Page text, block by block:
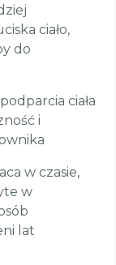
ciało,
do
ciała
i
w czasie,
w
lat